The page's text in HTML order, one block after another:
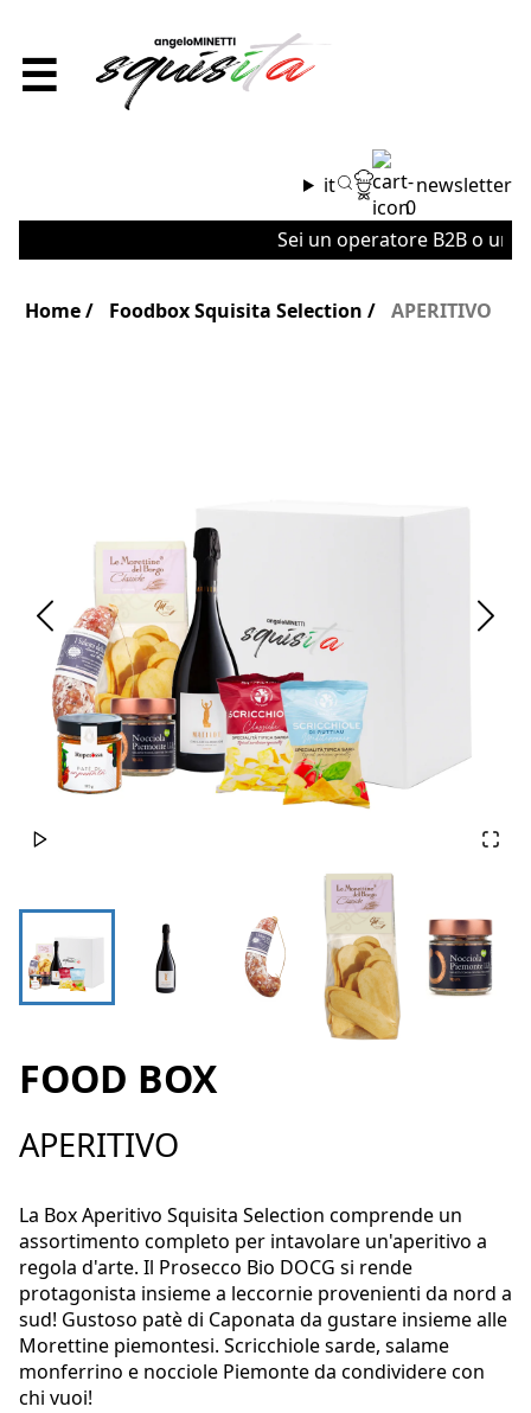
☰
it
0
newsletter
Sei un operatore B2B o
Home Foodbox Squisita Selection APERITIVO
FOOD BOX
APERITIVO
La Box Aperitivo Squisita Selection comprende un
assortimento completo per intavolare un'aperitivo a
regola d'arte. Il Prosecco Bio DOCG si rende
protagonista insieme a leccornie provenienti da nord a
sud! Gustoso patè di Caponata da gustare insieme alle
Morettine piemontesi. Scricchiole sarde, salame
monferrino e nocciole Piemonte da condividere con
chi vuoi!